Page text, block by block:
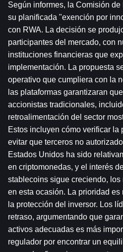
Según informes, la Comisión
su planificada "exención por
con RWA. La decisión se
participantes del mercado, con
instituciones financieras que
implementación. La propuesta
operativo que cumpliera con la
las plataformas garantizaran
accionistas tradicionales,
retroalimentación del sector
Estos incluyen cómo verificar
evitar que terceros no
Estados Unidos ha sido
en criptomonedas, y el interés
stablecoins sigue creciendo,
en esta ocasión. La prioridad
la protección del inversor. Los
retraso, argumentando que
activos adecuadas es más
regulador por encontrar un